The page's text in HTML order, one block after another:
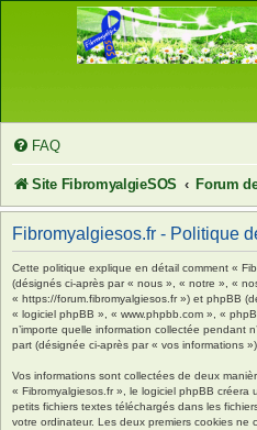
FAQ
Site FibromyalgieSOS Forum
Fibromyalgiesos.fr - Politique
Cette politique explique en détail comment «
(désignés ci-après par « nous », « notre », «
« https://forum.fibromyalgiesos.fr ») et phpBB
« logiciel phpBB », « www.phpbb.com », «
n’importe quelle information collectée pendant
part (désignée ci-après par « vos informations »).
Vos informations sont collectées de deux
« Fibromyalgiesos.fr », le logiciel phpBB
petits fichiers textes téléchargés dans les
votre ordinateur. Les deux premiers cookies ne